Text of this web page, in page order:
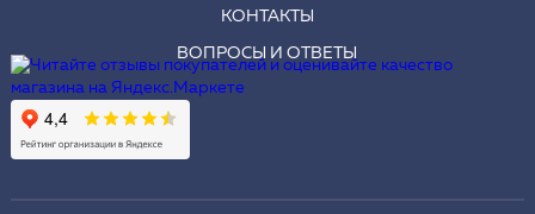
КОНТАКТЫ
ВОПРОСЫ И ОТВЕТЫ